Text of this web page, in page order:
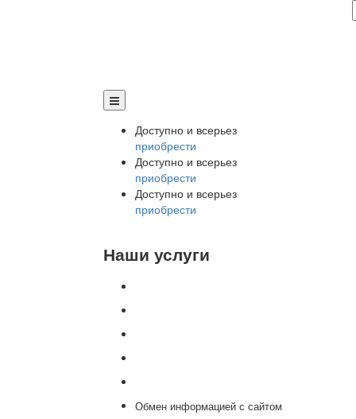
Доступно и всерьез
приобрести
Доступно и всерьез
приобрести
Доступно и всерьез
приобрести
Наши услуги
Обмен информацией с сайтом